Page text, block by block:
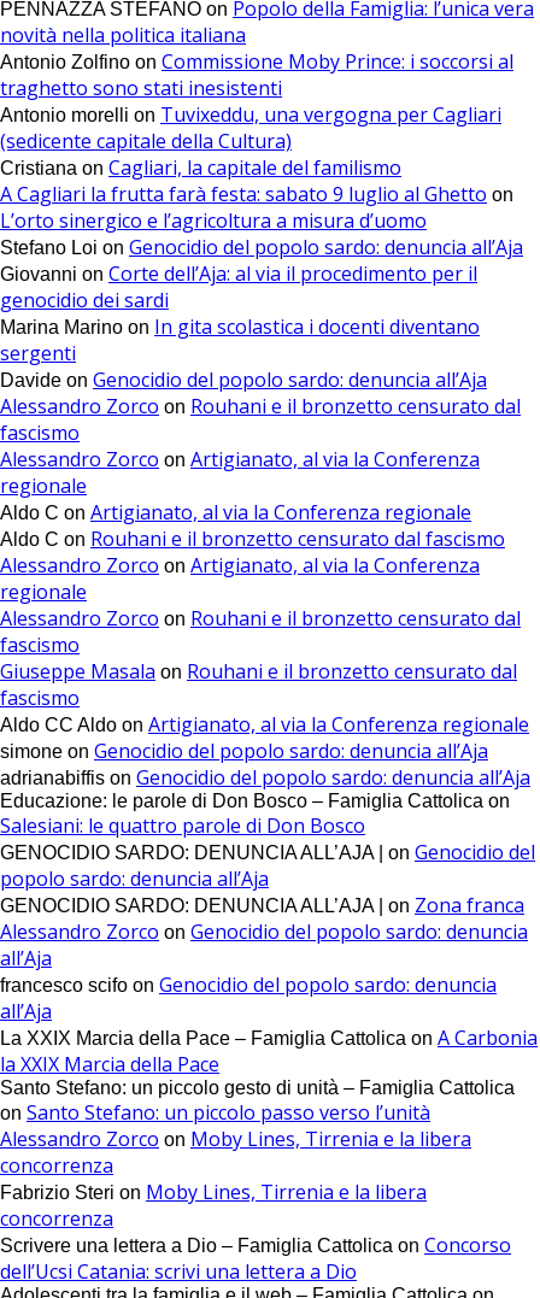
PENNAZZA STEFANO on Popolo della Famiglia: l’unica vera
novità nella politica italiana
Antonio Zolfino on Commissione Moby Prince: i soccorsi al
traghetto sono stati inesistenti
Antonio morelli on Tuvixeddu, una vergogna per Cagliari
(sedicente capitale della Cultura)
Cristiana on Cagliari, la capitale del familismo
A Cagliari la frutta farà festa: sabato 9 luglio al Ghetto on
L’orto sinergico e l’agricoltura a misura d’uomo
Stefano Loi on Genocidio del popolo sardo: denuncia all’Aja
Giovanni on Corte dell’Aja: al via il procedimento per il
genocidio dei sardi
Marina Marino on In gita scolastica i docenti diventano
sergenti
Davide on Genocidio del popolo sardo: denuncia all’Aja
Alessandro Zorco on Rouhani e il bronzetto censurato dal
fascismo
Alessandro Zorco on Artigianato, al via la Conferenza
regionale
Aldo C on Artigianato, al via la Conferenza regionale
Aldo C on Rouhani e il bronzetto censurato dal fascismo
Alessandro Zorco on Artigianato, al via la Conferenza
regionale
Alessandro Zorco on Rouhani e il bronzetto censurato dal
fascismo
Giuseppe Masala on Rouhani e il bronzetto censurato dal
fascismo
Aldo CC Aldo on Artigianato, al via la Conferenza regionale
simone on Genocidio del popolo sardo: denuncia all’Aja
adrianabiffis on Genocidio del popolo sardo: denuncia all’Aja
Educazione: le parole di Don Bosco – Famiglia Cattolica on
Salesiani: le quattro parole di Don Bosco
GENOCIDIO SARDO: DENUNCIA ALL’AJA | on Genocidio del
popolo sardo: denuncia all’Aja
GENOCIDIO SARDO: DENUNCIA ALL’AJA | on Zona franca
Alessandro Zorco on Genocidio del popolo sardo: denuncia
all’Aja
francesco scifo on Genocidio del popolo sardo: denuncia
all’Aja
La XXIX Marcia della Pace – Famiglia Cattolica on A Carbonia
la XXIX Marcia della Pace
Santo Stefano: un piccolo gesto di unità – Famiglia Cattolica
on Santo Stefano: un piccolo passo verso l’unità
Alessandro Zorco on Moby Lines, Tirrenia e la libera
concorrenza
Fabrizio Steri on Moby Lines, Tirrenia e la libera
concorrenza
Scrivere una lettera a Dio – Famiglia Cattolica on Concorso
dell’Ucsi Catania: scrivi una lettera a Dio